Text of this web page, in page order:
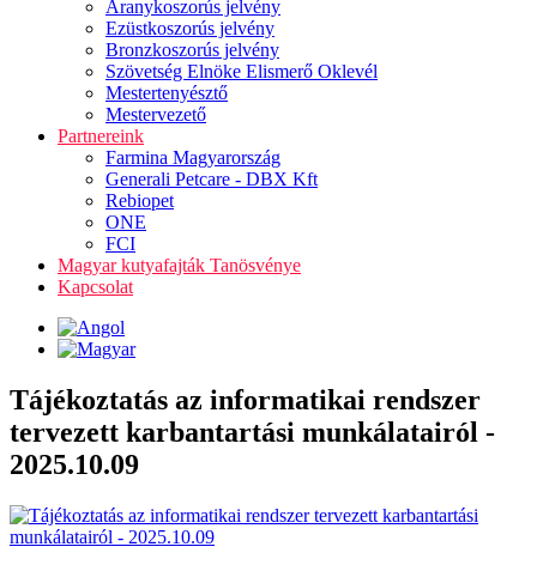
Aranykoszorús jelvény
Ezüstkoszorús jelvény
Bronzkoszorús jelvény
Szövetség Elnöke Elismerő Oklevél
Mestertenyésztő
Mestervezető
Partnereink
Farmina Magyarország
Generali Petcare - DBX Kft
Rebiopet
ONE
FCI
Magyar kutyafajták Tanösvénye
Kapcsolat
Tájékoztatás az informatikai rendszer
tervezett karbantartási munkálatairól -
2025.10.09